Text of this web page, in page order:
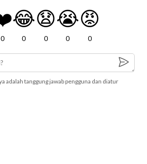
0
😂
0
😧
0
😭
0
😡
0
adalah tanggung jawab pengguna dan diatur